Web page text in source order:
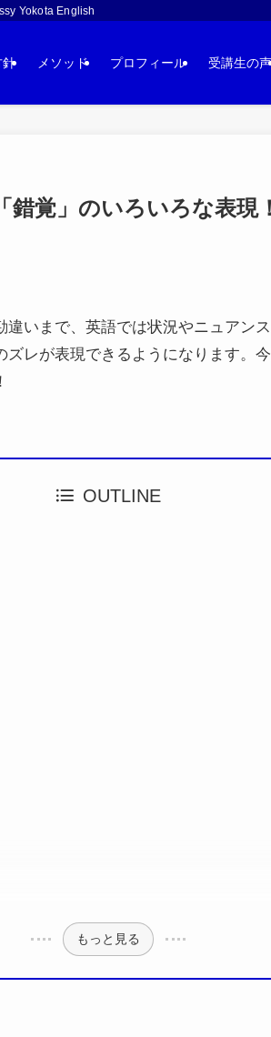
Yokota English
針 メソッド プロフィール 受講生の声
覚」のいろいろな表現！
違いまで、英語では状況やニュアン
レが表現できるようになります。
OUTLINE
もっと見る